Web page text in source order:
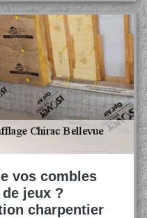
vos combles
jeux ?
charpentier